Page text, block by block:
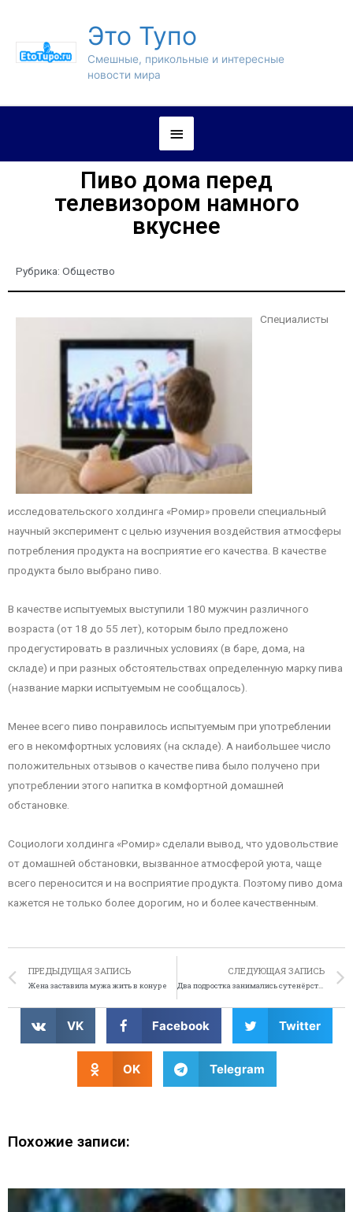
Это Тупо
Смешные, прикольные и интересные
новости мира
Пиво дома перед
телевизором намного
вкуснее
Рубрика: Общество
Специалисты
исследовательского холдинга «Ромир» провели специальный
научный эксперимент с целью изучения воздействия атмосферы
потребления продукта на восприятие его качества. В качестве
продукта было выбрано пиво.
В качестве испытуемых выступили 180 мужчин различного
возраста (от 18 до 55 лет), которым было предложено
продегустировать в различных условиях (в баре, дома, на
складе) и при разных обстоятельствах определенную марку пива
(название марки испытуемым не сообщалось).
Менее всего пиво понравилось испытуемым при употреблении
его в некомфортных условиях (на складе). А наибольшее число
положительных отзывов о качестве пива было получено при
употреблении этого напитка в комфортной домашней
обстановке.
Социологи холдинга «Ромир» сделали вывод, что удовольствие
от домашней обстановки, вызванное атмосферой уюта, чаще
всего переносится и на восприятие продукта. Поэтому пиво дома
кажется не только более дорогим, но и более качественным.
ПРЕДЫДУЩАЯ ЗАПИСЬ
Жена заставила мужа жить в конуре
СЛЕДУЮЩАЯ ЗАПИСЬ
Два подростка занимались сутенёрством из дома матери
VK Facebook Twitter
OK Telegram
Похожие записи: